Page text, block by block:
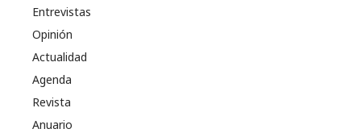
Entrevistas
Opinión
Actualidad
Agenda
Revista
Anuario